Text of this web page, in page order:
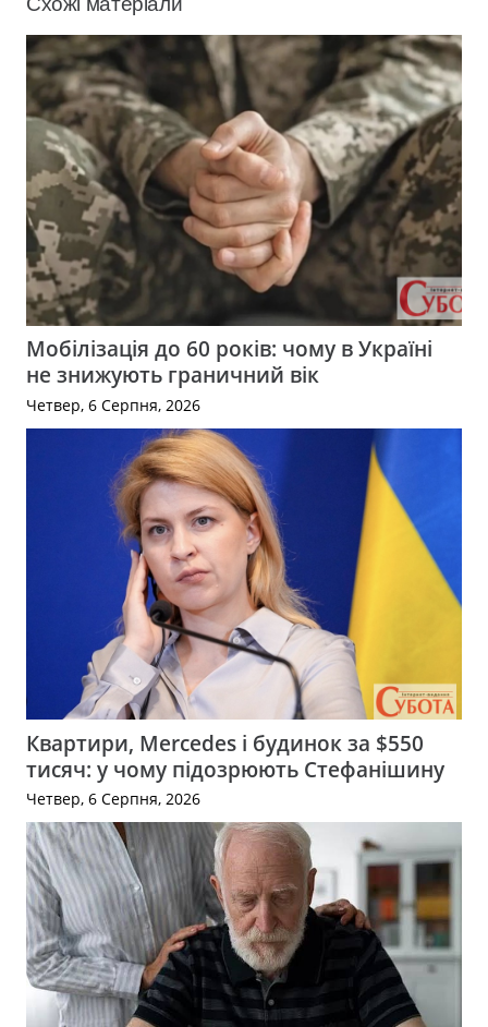
Мобілізація до 60 років: чому в Україні
не знижують граничний вік
Четвер, 6 Серпня, 2026
Квартири, Mercedes і будинок за $550
тисяч: у чому підозрюють Стефанішину
Четвер, 6 Серпня, 2026